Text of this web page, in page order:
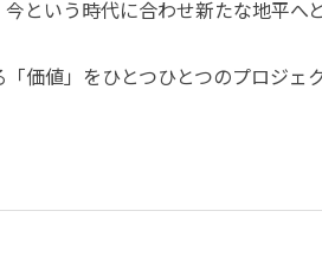
という時代に合わせ新たな地平へ
価値」をひとつひとつのプロジェ